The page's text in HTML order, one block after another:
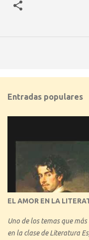
Entradas populares
EL AMOR EN LA
Uno de los temas que
en la clase de Literatura